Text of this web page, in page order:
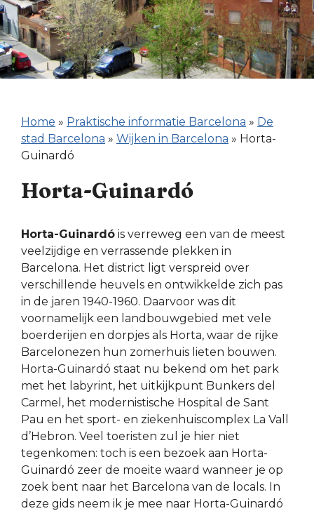
Home » Praktische informatie Barcelona » De
stad Barcelona » Wijken in Barcelona » Horta-
Guinardó
Horta-Guinardó
Horta-Guinardó is verreweg een van de meest
veelzijdige en verrassende plekken in
Barcelona. Het district ligt verspreid over
verschillende heuvels en ontwikkelde zich pas
in de jaren 1940-1960. Daarvoor was dit
voornamelijk een landbouwgebied met vele
boerderijen en dorpjes als Horta, waar de rijke
Barcelonezen hun zomerhuis lieten bouwen.
Horta-Guinardó staat nu bekend om het park
met het labyrint, het uitkijkpunt Bunkers del
Carmel, het modernistische Hospital de Sant
Pau en het sport- en ziekenhuiscomplex La Vall
d’Hebron. Veel toeristen zul je hier niet
tegenkomen: toch is een bezoek aan Horta-
Guinardó zeer de moeite waard wanneer je op
zoek bent naar het Barcelona van de locals. In
deze gids neem ik je mee naar Horta-Guinardó